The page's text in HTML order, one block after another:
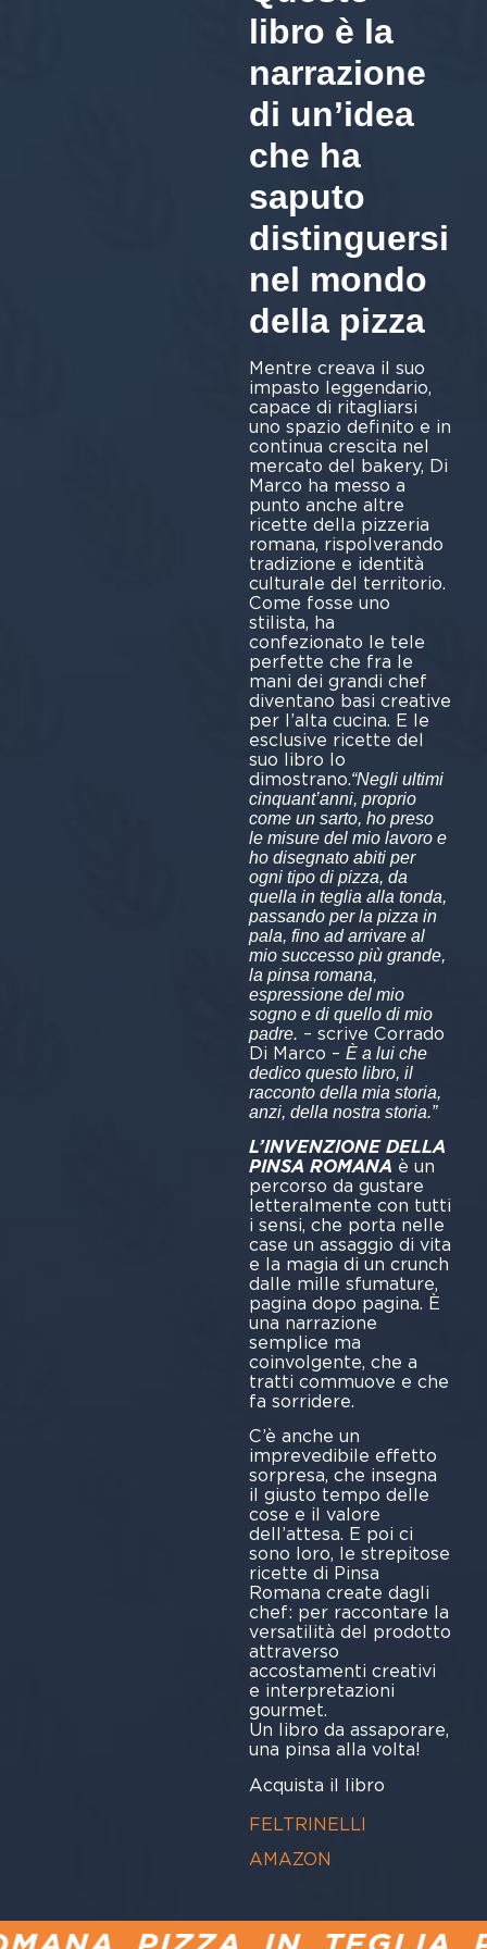
libro è la
narrazione
di un’idea
che ha
saputo
distinguersi
nel mondo
della pizza
Mentre creava il suo
impasto leggendario,
capace di ritagliarsi
uno spazio definito e in
continua crescita nel
mercato del bakery, Di
Marco ha messo a
punto anche altre
ricette della pizzeria
romana, rispolverando
tradizione e identità
culturale del territorio.
Come fosse uno
stilista, ha
confezionato le tele
perfette che fra le
mani dei grandi chef
diventano basi creative
per l’alta cucina. E le
esclusive ricette del
suo libro lo
dimostrano.“Negli ultimi
cinquant’anni, proprio
come un sarto, ho preso
le misure del mio lavoro e
ho disegnato abiti per
ogni tipo di pizza, da
quella in teglia alla tonda,
passando per la pizza in
pala, fino ad arrivare al
mio successo più grande,
la pinsa romana,
espressione del mio
sogno e di quello di mio
padre. – scrive Corrado
Di Marco – È a lui che
dedico questo libro, il
racconto della mia storia,
anzi, della nostra storia.”
L’INVENZIONE DELLA
PINSA ROMANA è un
percorso da gustare
letteralmente con tutti
i sensi, che porta nelle
case un assaggio di vita
e la magia di un crunch
dalle mille sfumature,
pagina dopo pagina. È
una narrazione
semplice ma
coinvolgente, che a
tratti commuove e che
fa sorridere.
C’è anche un
imprevedibile effetto
sorpresa, che insegna
il giusto tempo delle
cose e il valore
dell’attesa. E poi ci
sono loro, le strepitose
ricette di Pinsa
Romana create dagli
chef: per raccontare la
versatilità del prodotto
attraverso
accostamenti creativi
e interpretazioni
gourmet.
Un libro da assaporare,
una pinsa alla volta!
Acquista il libro
FELTRINELLI
AMAZON